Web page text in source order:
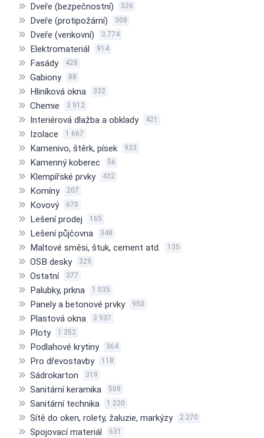
Dveře (bezpečnostní) 326
Dveře (protipožární) 308
Dveře (venkovní) 3 774
Elektromateriál 914
Fasády 428
Gabiony 88
Hliníková okna 332
Chemie 3 912
Interiérová dlažba a obklady 421
Izolace 1 667
Kamenivo, štěrk, písek 933
Kamenný koberec 56
Klempířské prvky 432
Komíny 207
Kovový 670
Lešení prodej 165
Lešení půjčovna 348
Maltové směsi, štuk, cement atd. 135
OSB desky 329
Ostatní 377
Palubky, prkna 1 035
Panely a betonové prvky 950
Plastová okna 3 937
Ploty 1 352
Podlahové krytiny 364
Pro dřevostavby 118
Sádrokarton 319
Sanitární keramika 509
Sanitární technika 1 220
Sítě do oken, rolety, žaluzie, markýzy 2 270
Spojovací materiál 631